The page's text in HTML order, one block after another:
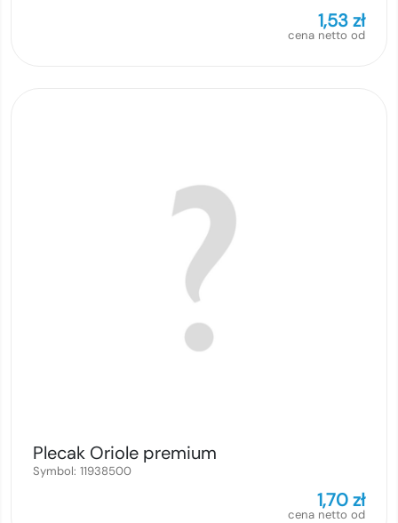
1,53zł
cena netto od
Plecak Oriole premium
Symbol: 11938500
1,70zł
cena netto od